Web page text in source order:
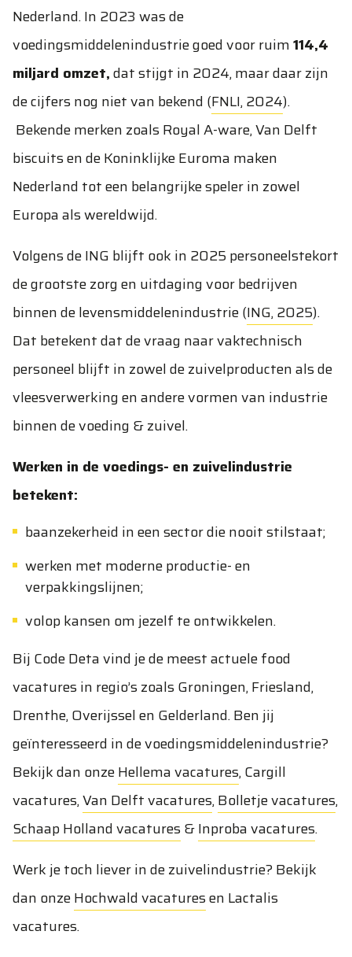
Nederland. In 2023 was de
voedingsmiddelenindustrie goed voor ruim114,4
miljard omzet,dat stijgt in 2024, maar daar zijn
de cijfers nog niet van bekend (FNLI, 2024).
Bekende merken zoals Royal A-ware, Van Delft
biscuits en de Koninklijke Euroma maken
Nederland tot een belangrijke speler in zowel
Europa als wereldwijd.
Volgens de ING blijft ook in 2025 personeelstekort
de grootste zorg en uitdaging voor bedrijven
binnen de levensmiddelenindustrie (ING, 2025).
Dat betekent dat de vraag naar vaktechnisch
personeel blijft in zowel de zuivelproducten als de
vleesverwerking en andere vormen van industrie
binnen de voeding & zuivel.
Werken in de voedings- en zuivelindustrie
betekent:
baanzekerheid in een sector die nooit stilstaat;
werken met moderne productie- en
verpakkingslijnen;
volop kansen om jezelf te ontwikkelen.
Bij Code Deta vind je de meest actuele food
vacatures in regio’s zoals Groningen, Friesland,
Drenthe, Overijssel en Gelderland. Ben jij
geïnteresseerd in de voedingsmiddelenindustrie?
Bekijk dan onzeHellema vacatures,Cargill
vacatures,Van Delft vacatures,Bolletje vacatures,
Schaap Holland vacatures&Inproba vacatures.
Werk je toch liever in de zuivelindustrie? Bekijk
dan onzeHochwald vacaturesen Lactalis
vacatures.